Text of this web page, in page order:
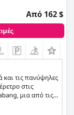
Από 162 $
τις πανύψηλες
στις
μια από τις